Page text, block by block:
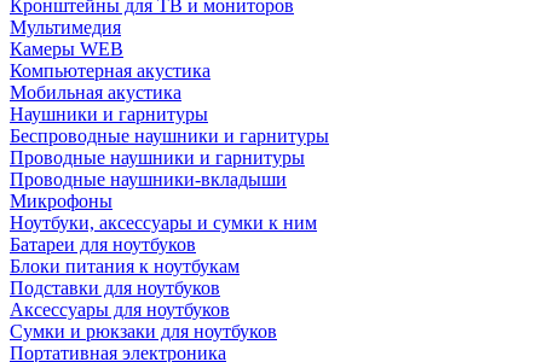
Кронштейны для ТВ и мониторов
Мультимедия
Камеры WEB
Компьютерная акустика
Мобильная акустика
Наушники и гарнитуры
Беспроводные наушники и гарнитуры
Проводные наушники и гарнитуры
Проводные наушники-вкладыши
Микрофоны
Ноутбуки, аксессуары и сумки к ним
Батареи для ноутбуков
Блоки питания к ноутбукам
Подставки для ноутбуков
Аксессуары для ноутбуков
Сумки и рюкзаки для ноутбуков
Портативная электроника